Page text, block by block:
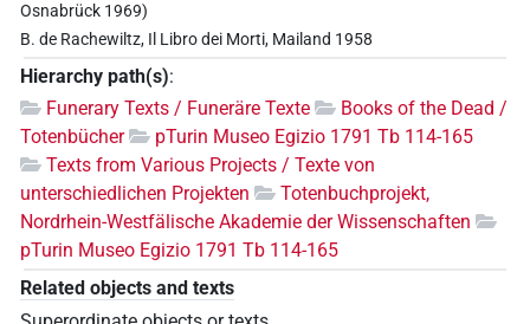
Osnabrück 1969)
B. de Rachewiltz, Il Libro dei Morti, Mailand 1958
Hierarchy path(s):
Funerary Texts / Funeräre Texte
Books of the Dead /
Totenbücher
pTurin Museo Egizio 1791 Tb 114-165
Texts from Various Projects / Texte von
unterschiedlichen Projekten
Totenbuchprojekt,
Nordrhein-Westfälische Akademie der Wissenschaften
pTurin Museo Egizio 1791 Tb 114-165
Related objects and texts